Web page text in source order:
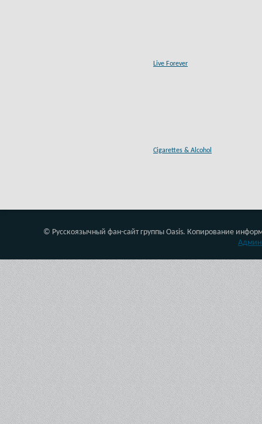
Live Forever
Cigarettes & Alcohol
© Русскоязычный фан-сайт группы Oasis. Копирование